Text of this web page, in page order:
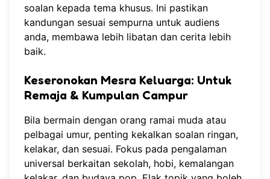
soalan kepada tema khusus. Ini pastikan
kandungan sesuai sempurna untuk audiens
anda, membawa lebih libatan dan cerita lebih
baik.
Keseronokan Mesra Keluarga: Untuk
Remaja & Kumpulan Campur
Bila bermain dengan orang ramai muda atau
pelbagai umur, penting kekalkan soalan ringan,
kelakar, dan sesuai. Fokus pada pengalaman
universal berkaitan sekolah, hobi, kemalangan